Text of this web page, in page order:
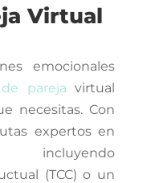
Virtual
emocionales
pareja virtual
necesitas. Con
expertos en
incluyendo
(TCC) o un